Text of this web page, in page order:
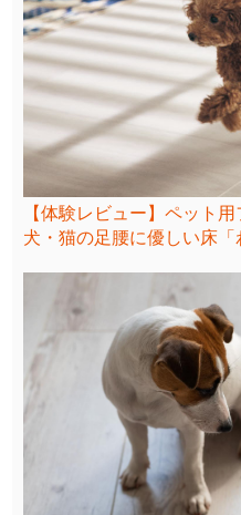
【体験レビュー】ペット
犬・猫の足腰に優しい床「